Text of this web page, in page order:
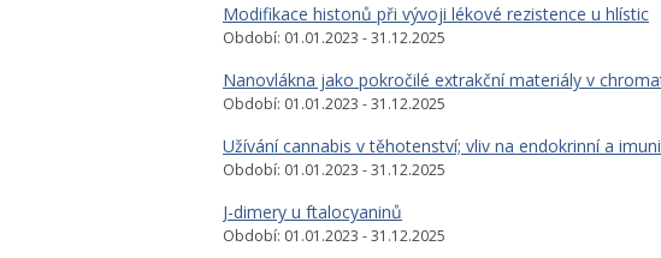
Modifikace histonů při vývoji lékové rezistence u hlístic
Období: 01.01.2023 - 31.12.2025
Nanovlákna jako pokročilé extrakční materiály v
Období: 01.01.2023 - 31.12.2025
Užívání cannabis v těhotenství; vliv na endokrinní a
Období: 01.01.2023 - 31.12.2025
J-dimery u ftalocyaninů
Období: 01.01.2023 - 31.12.2025